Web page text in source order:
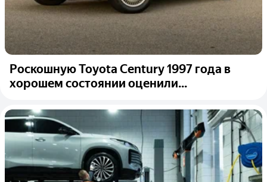
Роскошную Toyota Century 1997 года в
хорошем состоянии оценили...